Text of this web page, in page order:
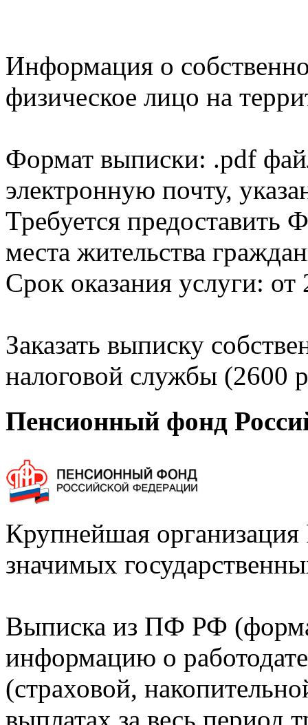
Информация о
физическое лицо на
Формат выписки: .pdf
электронную почту,
Требуется
места жительства
Срок оказания услуги: от
Заказать выписку
налоговой службы (2600
Пенсионный фонд
Крупнейшая
значимых
Выписка из ПФ РФ
информацию о
(страховой,
выплатах за весь период